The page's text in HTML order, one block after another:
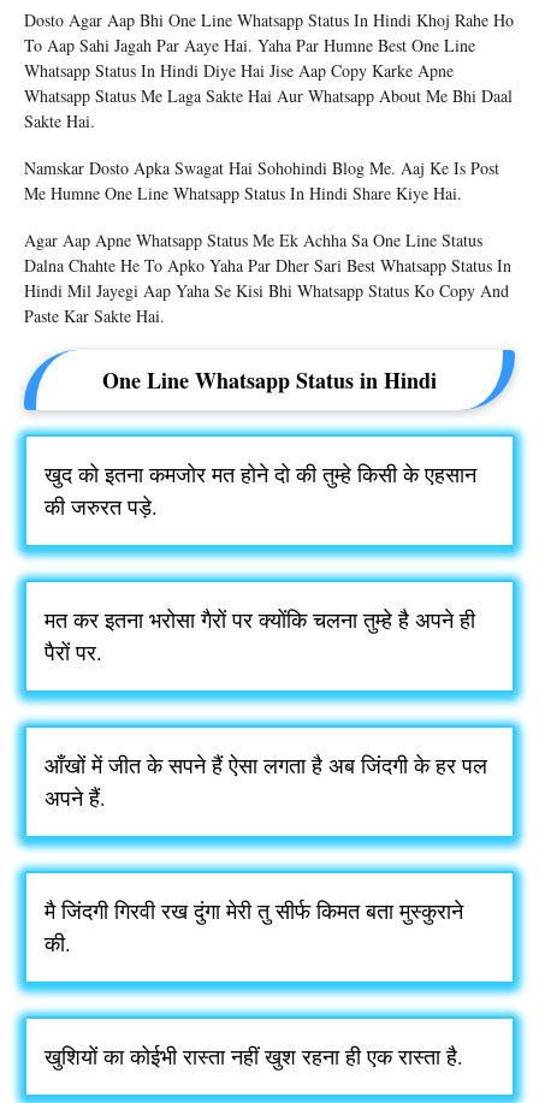
Dosto Agar Aap Bhi One Line Whatsapp Status In Hindi Khoj Rahe Ho
To Aap Sahi Jagah Par Aaye Hai. Yaha Par Humne Best One Line
Whatsapp Status In Hindi Diye Hai Jise Aap Copy Karke Apne
Whatsapp Status Me Laga Sakte Hai Aur Whatsapp About Me Bhi Daal
Sakte Hai.
Namskar Dosto Apka Swagat Hai Sohohindi Blog Me. Aaj Ke Is Post
Me Humne One Line Whatsapp Status In Hindi Share Kiye Hai.
Agar Aap Apne Whatsapp Status Me Ek Achha Sa One Line Status
Dalna Chahte He To Apko Yaha Par Dher Sari Best Whatsapp Status In
Hindi Mil Jayegi Aap Yaha Se Kisi Bhi Whatsapp Status Ko Copy And
Paste Kar Sakte Hai.
One Line Whatsapp Status in Hindi
खुद को इतना कमजोर मत होने दो की तुम्हे किसी के एहसान
की जरुरत पड़े.
मत कर इतना भरोसा गैरों पर क्योंकि चलना तुम्हे है अपने ही
पैरों पर.
आँखों में जीत के सपने हैं ऐसा लगता है अब जिंदगी के हर पल
अपने हैं.
मै जिंदगी गिरवी रख दुंगा मेरी तु सीर्फ किमत बता मुस्कुराने
की.
खुशियों का कोईभी रास्ता नहीं खुश रहना ही एक रास्ता है.